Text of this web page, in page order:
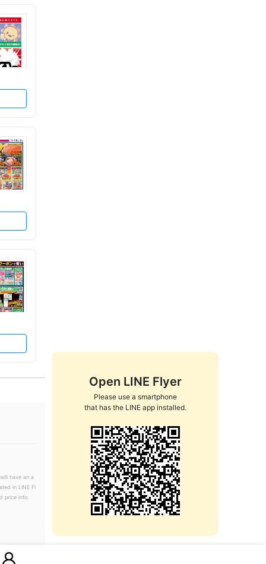
Open LINE Flyer
Please use a smartphone
that has the LINE app installed.
have an a
in LINE Fl
price info.